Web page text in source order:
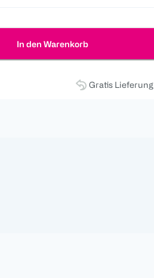
In den Warenkorb
Gratis